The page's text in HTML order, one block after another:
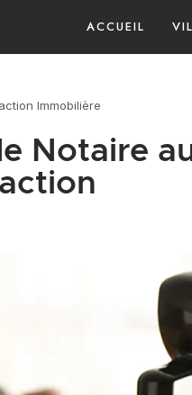
ACCUEIL
Immobilière
Notaire